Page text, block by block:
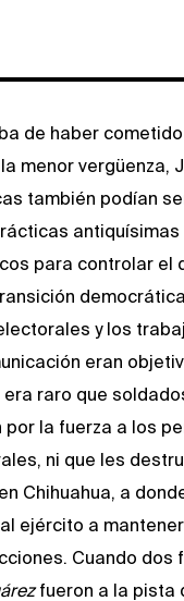
de haber
menor vergüenza,
también podían
para controlar el
y los
eran
raro que
por la fuerza a los
ni que les
Chihuahua, a
ejército a
Cuando dos
fueron a la pista